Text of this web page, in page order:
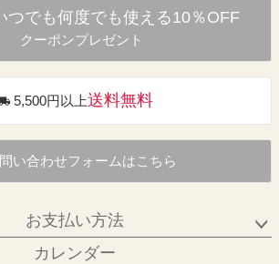
つでも何度でも使える10％OFF
クーポンプレゼント
5,500円以上送料無料
い合わせフォームはこちら
お支払い方法
カレンダー